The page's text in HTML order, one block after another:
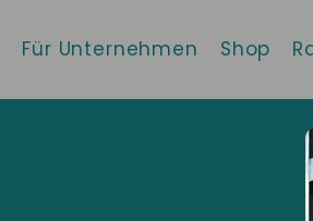
Für Unternehmen Shop